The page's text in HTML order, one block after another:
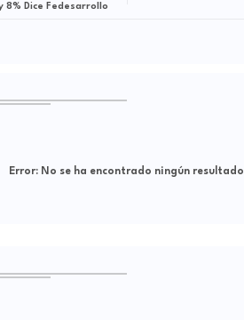
Dice Fedesarrollo
Error: No se ha encontrado ningún resultado